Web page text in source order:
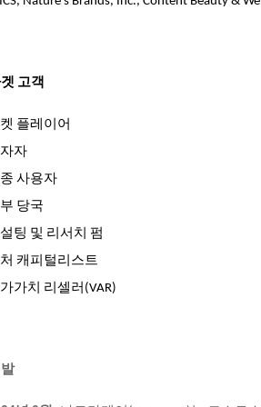
고객
플레이어
자
사용자
당국
팅 및 리서치 펌
캐피털리스트
가치 리셀러(VAR)